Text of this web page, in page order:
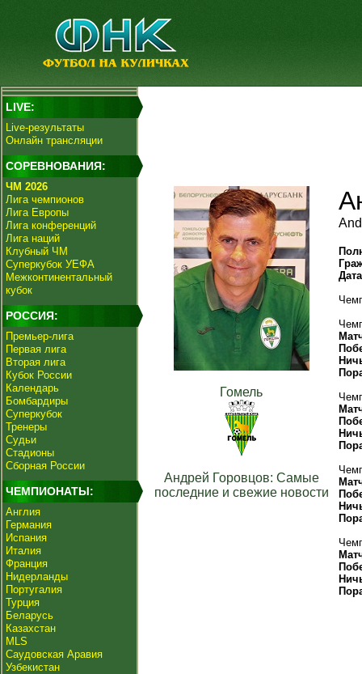
LIVE:
Live-результаты
Онлайн трансляции
СОРЕВНОВАНИЯ:
ЧМ 2026
Лига чемпионов
Лига Европы
Лига конференций
Лига наций
Клубный ЧМ
Суперкубок УЕФА
Межконтинентальный
кубок
РОССИЯ:
Премьер-лига
Первая лига
Вторая лига
Кубок России
Календарь
Бомбардиры
Суперкубок
Тренеры
Судьи
Стадионы
Сборная России
ЧЕМПИОНАТЫ:
Англия
Германия
Испания
Италия
Франция
Нидерланды
Португалия
Турция
Беларусь
Казахстан
MLS
Саудовская Аравия
Узбекистан
Гомель
Андрей Горовцов: Самые
последние и свежие новости